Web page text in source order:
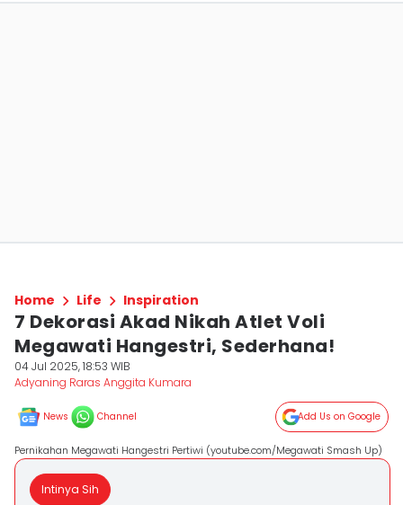
Home Life Inspiration
7 Dekorasi Akad Nikah Atlet Voli
Megawati Hangestri, Sederhana!
04 Jul 2025, 18:53 WIB
Adyaning Raras Anggita Kumara
News Channel Add Us on Google
Pernikahan Megawati Hangestri Pertiwi (youtube.com/Megawati Smash Up)
Intinya Sih